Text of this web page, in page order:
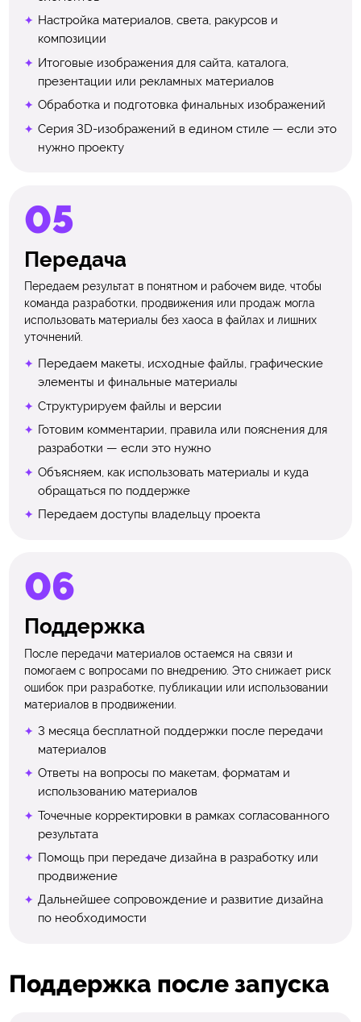
Настройка материалов, света, ракурсов и
композиции
Итоговые изображения для сайта, каталога,
презентации или рекламных материалов
Обработка и подготовка финальных изображений
Серия 3D-изображений в едином стиле — если это
нужно проекту
Передача
Передаем результат в понятном и рабочем виде, чтобы
команда разработки, продвижения или продаж могла
использовать материалы без хаоса в файлах и лишних
уточнений.
Передаем макеты, исходные файлы, графические
элементы и финальные материалы
Структурируем файлы и версии
Готовим комментарии, правила или пояснения для
разработки — если это нужно
Объясняем, как использовать материалы и куда
обращаться по поддержке
Передаем доступы владельцу проекта
Поддержка
После передачи материалов остаемся на связи и
помогаем с вопросами по внедрению. Это снижает риск
ошибок при разработке, публикации или использовании
материалов в продвижении.
3 месяца бесплатной поддержки после передачи
материалов
Ответы на вопросы по макетам, форматам и
использованию материалов
Точечные корректировки в рамках согласованного
результата
Помощь при передаче дизайна в разработку или
продвижение
Дальнейшее сопровождение и развитие дизайна
по необходимости
Поддержка после запуска